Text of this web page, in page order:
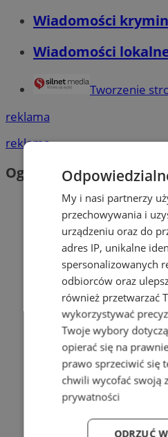
Wiadomości
Wiadomości
Tworzenie
reklama
reklama
Ogłoszenia
My i nasi partnerzy
przechowywania i
urządzeniu oraz do
adres IP, unikalne
spersonalizowanych
odbiorców oraz
również przetwarzać
wykorzystywać
Twoje wybory
opierać się na
prawo sprzeciwić się
chwili wycofać swoją
prywatności
ODRZUĆ